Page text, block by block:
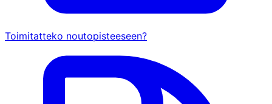
Toimitatteko noutopisteeseen?